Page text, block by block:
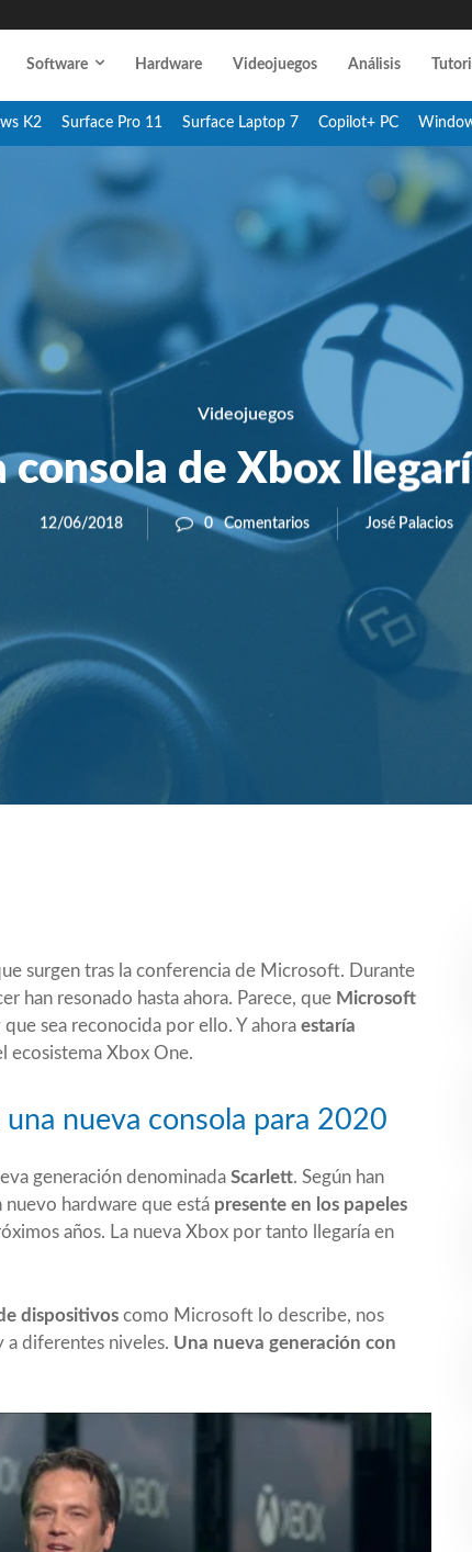
Software Hardware Videojuegos Análisis
K2 Surface Pro 11 Surface Laptop 7 Copilot+ PC
Videojuegos
consola de Xbox
12/06/2018 0 Comentarios José Palacios
surgen tras la conferencia de Microsoft. Durante
han resonado hasta ahora. Parece, que Microsoft
que sea reconocida por ello. Y ahora estaría
ecosistema Xbox One.
nueva consola para 2020
generación denominada Scarlett. Según han
nuevo hardware que está presente en los papeles
años. La nueva Xbox por tanto llegaría en
dispositivos como Microsoft lo describe, nos
a diferentes niveles. Una nueva generación con